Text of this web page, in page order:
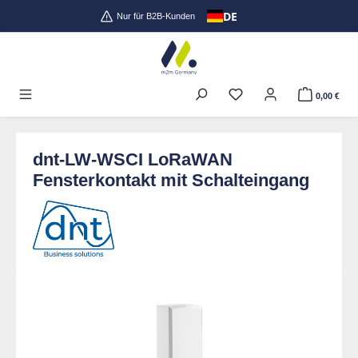
Zum Hauptinhalt springenNur für B2B-Kunden DE
0,00 €
dnt-LW-WSCI LoRaWAN
Fensterkontakt mit Schalteingang